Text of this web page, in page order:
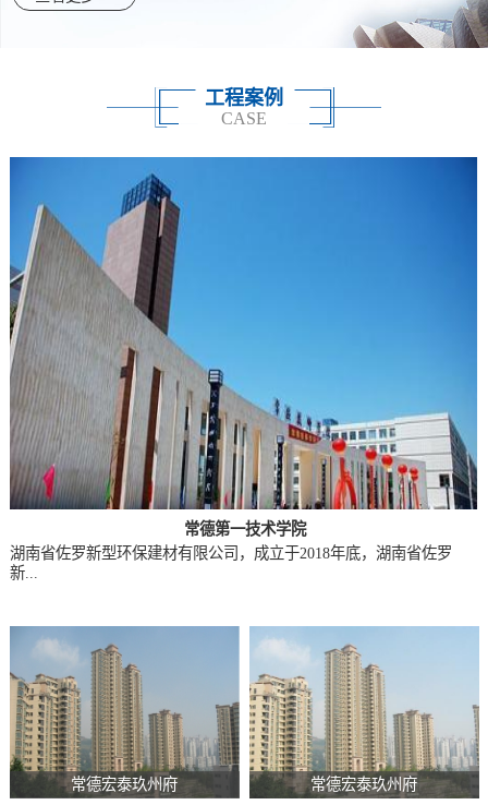
工程案例
CASE
常德宏泰玖州府 常德宏泰玖州府
常德第一技术学院
湖南省佐罗新型环保建材有限公司，成立于2018年底，湖南省佐罗
新...